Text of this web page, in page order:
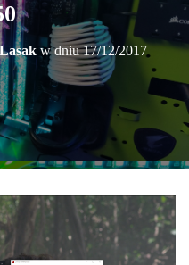
G
C
Ę
w dniu17/12/2017